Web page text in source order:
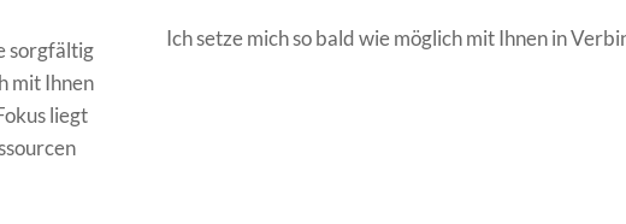
sorgfältig
mit Ihnen
liegt
Ich setze mich so bald wie möglich mit Ihnen in